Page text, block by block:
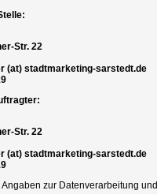
Str. 22
stadtmarketing-sarstedt.de
Str. 22
stadtmarketing-sarstedt.de
zur Datenverarbeitung und